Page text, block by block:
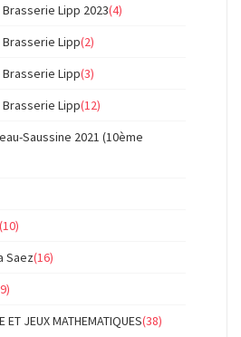
Lipp 2023(4)
Lipp(2)
Lipp(3)
Lipp(12)
Saussine 2021 (10ème
(10)
Saez(16)
ET JEUX MATHEMATIQUES(38)